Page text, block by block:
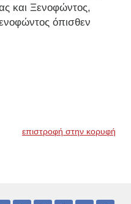
και Ξενοφώντος,
όπισθεν
επιστροφή στην κορυφή